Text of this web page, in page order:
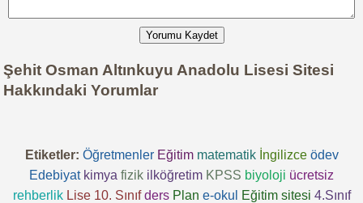
Yorumu Kaydet
Şehit Osman Altınkuyu Anadolu Lisesi Sitesi
Hakkındaki Yorumlar
Etiketler: Öğretmenler Eğitim matematik İngilizce ödev
Edebiyat kimya fizik ilköğretim KPSS biyoloji ücretsiz
rehberlik Lise 10. Sınıf ders Plan e-okul Eğitim sitesi 4.Sınıf